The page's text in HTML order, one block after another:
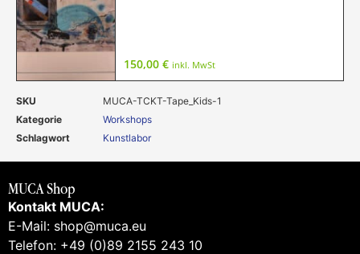
150,00 € inkl. MwSt
SKU
MUCA-TCKT-Tape_Kids-1
Kategorie
Workshops
Schlagwort
Kunstlabor
MUCA Shop
Kontakt MUCA:
E-Mail: shop@muca.eu
Telefon: +49 (0)89 2155 243 10